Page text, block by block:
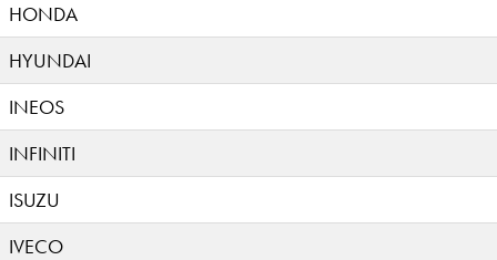
HONDA
HYUNDAI
INEOS
INFINITI
ISUZU
IVECO